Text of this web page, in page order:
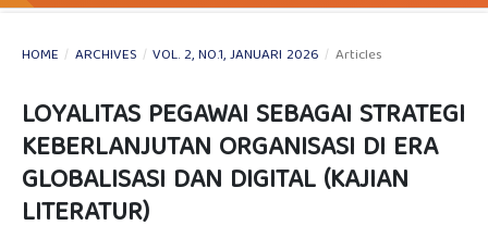
HOME / ARCHIVES / VOL. 2, NO.1, JANUARI 2026 / Articles
LOYALITAS PEGAWAI SEBAGAI STRATEGI
KEBERLANJUTAN ORGANISASI DI ERA
GLOBALISASI DAN DIGITAL (KAJIAN
LITERATUR)